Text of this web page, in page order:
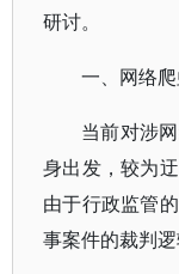
研讨。
一、网络
当前对涉
身出发，较为
由于行政监管
事案件的裁判逻